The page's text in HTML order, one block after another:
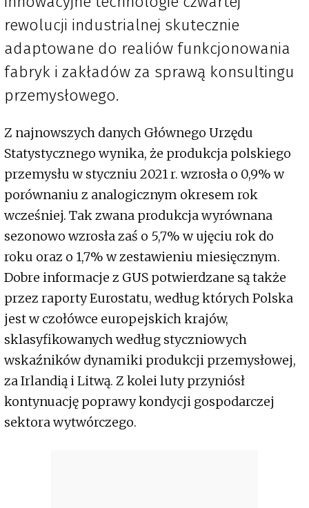
rewolucji industrialnej skutecznie
adaptowane do realiów funkcjonowania
fabryk i zakładów za sprawą konsultingu
przemysłowego.
Z najnowszych danych Głównego Urzędu
Statystycznego wynika, że produkcja polskiego
przemysłu w styczniu 2021 r. wzrosła o 0,9% w
porównaniu z analogicznym okresem rok
wcześniej. Tak zwana produkcja wyrównana
sezonowo wzrosła zaś o 5,7% w ujęciu rok do
roku oraz o 1,7% w zestawieniu miesięcznym.
Dobre informacje z GUS potwierdzane są także
przez raporty Eurostatu, według których Polska
jest w czołówce europejskich krajów,
sklasyfikowanych według styczniowych
wskaźników dynamiki produkcji przemysłowej,
za Irlandią i Litwą. Z kolei luty przyniósł
kontynuację poprawy kondycji gospodarczej
sektora wytwórczego.